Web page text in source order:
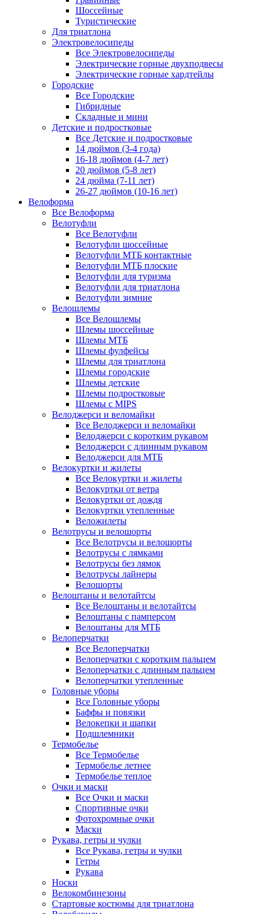
Шоссейные
Туристические
Для триатлона
Электровелосипеды
Все Электровелосипеды
Электрические горные двухподвесы
Электрические горные хардтейлы
Городские
Все Городские
Гибридные
Складные и мини
Детские и подростковые
Все Детские и подростковые
14 дюймов (3-4 года)
16-18 дюймов (4-7 лет)
20 дюймов (5-8 лет)
24 дюйма (7-11 лет)
26-27 дюймов (10-16 лет)
Велоформа
Все Велоформа
Велотуфли
Все Велотуфли
Велотуфли шоссейные
Велотуфли МТБ контактные
Велотуфли МТБ плоские
Велотуфли для туризма
Велотуфли для триатлона
Велотуфли зимние
Велошлемы
Все Велошлемы
Шлемы шоссейные
Шлемы МТБ
Шлемы фулфейсы
Шлемы для триатлона
Шлемы городские
Шлемы детские
Шлемы подростковые
Шлемы с MIPS
Велоджерси и веломайки
Все Велоджерси и веломайки
Велоджерси с коротким рукавом
Велоджерси с длинным рукавом
Велоджерси для МТБ
Велокуртки и жилеты
Все Велокуртки и жилеты
Велокуртки от ветра
Велокуртки от дождя
Велокуртки утепленные
Веложилеты
Велотрусы и велошорты
Все Велотрусы и велошорты
Велотрусы с лямками
Велотрусы без лямок
Велотрусы лайнеры
Велошорты
Велоштаны и велотайтсы
Все Велоштаны и велотайтсы
Велоштаны с памперсом
Велоштаны для МТБ
Велоперчатки
Все Велоперчатки
Велоперчатки с коротким пальцем
Велоперчатки с длинным пальцем
Велоперчатки утепленные
Головные уборы
Все Головные уборы
Баффы и повязки
Велокепки и шапки
Подшлемники
Термобелье
Все Термобелье
Термобелье летнее
Термобелье теплое
Очки и маски
Все Очки и маски
Спортивные очки
Фотохромные очки
Маски
Рукава, гетры и чулки
Все Рукава, гетры и чулки
Гетры
Рукава
Носки
Велокомбинезоны
Стартовые костюмы для триатлона